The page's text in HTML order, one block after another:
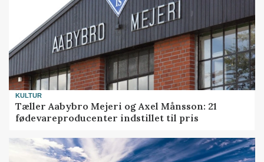
KULTUR
Tæller Aabybro Mejeri og Axel Månsson: 21
fødevareproducenter indstillet til pris